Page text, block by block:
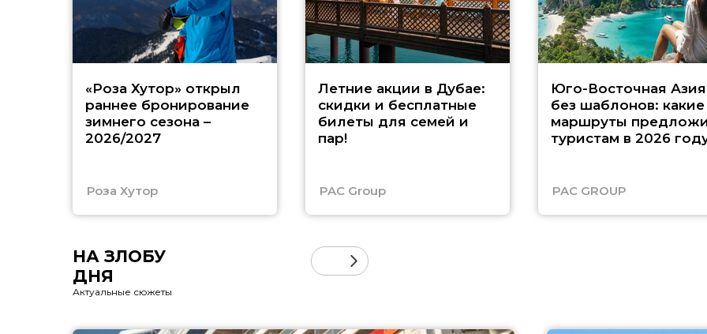
«Роза Хутор» открыл
раннее бронирование
зимнего сезона –
2026/2027
Роза Хутор
Летние акции в Дубае:
скидки и бесплатные
билеты для семей и
пар!
PAC Group
Юго-Восточная Азия
без шаблонов: какие
маршруты
туристам в 2026
PAC GROUP
НА ЗЛОБУ
ДНЯ
Актуальные сюжеты